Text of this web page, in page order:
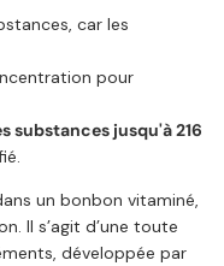
car les
pour
substances jusqu'à 216
un bonbon vitaminé,
Il s’agit d’une toute
développée par